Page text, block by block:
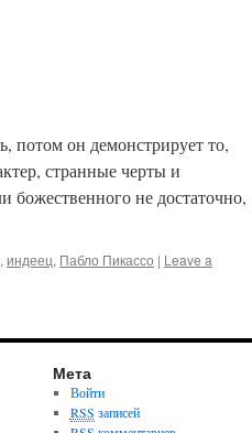
потом он демонстрирует то,
странные черты и
божественного не достаточно,
, индеец, Пабло Пикассо | Leave a
Мета
Войти
RSS записей